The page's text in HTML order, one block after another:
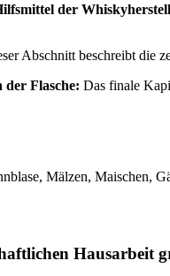
der
Abschnitt beschreibt die
der Flasche: Das finale
Mälzen, Maischen,
Hausarbeit